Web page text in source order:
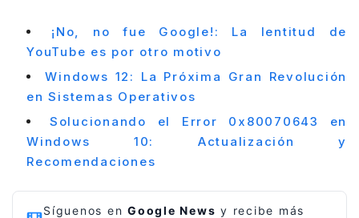
¡No, no fue Google!: La lentitud de
YouTube es por otro motivo
Windows 12: La Próxima Gran Revolución
en Sistemas Operativos
Solucionando el Error 0x80070643 en
Windows 10: Actualización y
Recomendaciones
Síguenos en Google News y recibe más